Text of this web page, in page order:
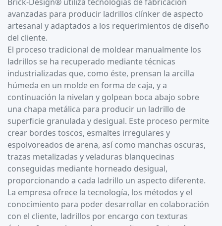
avanzadas para producir ladrillos clínker de aspecto
artesanal y adaptados a los requerimientos de diseño
del cliente.
El proceso tradicional de moldear manualmente los
ladrillos se ha recuperado mediante técnicas
industrializadas que, como éste, prensan la arcilla
húmeda en un molde en forma de caja, y a
continuación la nivelan y golpean boca abajo sobre
una chapa metálica para producir un ladrillo de
superficie granulada y desigual. Este proceso permite
crear bordes toscos, esmaltes irregulares y
espolvoreados de arena, así como manchas oscuras,
trazas metalizadas y veladuras blanquecinas
conseguidas mediante horneado desigual,
proporcionando a cada ladrillo un aspecto diferente.
La empresa ofrece la tecnología, los métodos y el
conocimiento para poder desarrollar en colaboración
con el cliente, ladrillos por encargo con texturas